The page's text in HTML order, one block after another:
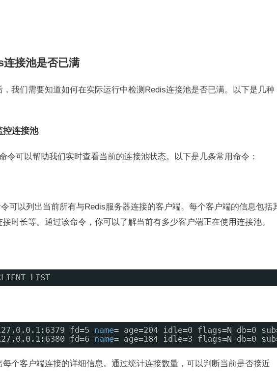
接池是否已满
，我们需要知道如何在实际运行中检测Redis连接池是否已满。以下是几种
控连接池
令可以帮助我们实时查看当前的连接池状态。以下是几条常用命令：
可以列出当前所有与Redis服务器连接的客户端。每个客户端的信息包括
时长等。通过该命令，你可以了解当前有多少客户端正在使用连接池。
LIST
fd=5 name= age=204 idle=0 flags=N db=0
fd=6 name= age=184 idle=3 flags=N db=0
每个客户端连接的详细信息。通过统计连接数量，可以判断当前是否接近